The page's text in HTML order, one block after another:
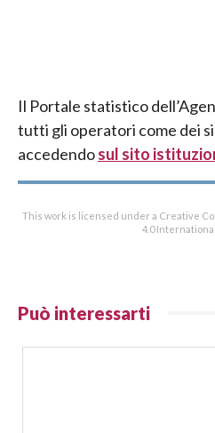
Il Portale statistico
tutti gli operatori come dei
accedendosul sito
This work is licensed under a Creative
4.0
Può interessarti